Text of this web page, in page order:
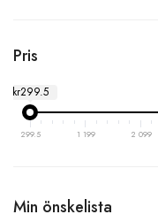
Pris
kr299.5
299.5 1 199 2 099
Min önskelista